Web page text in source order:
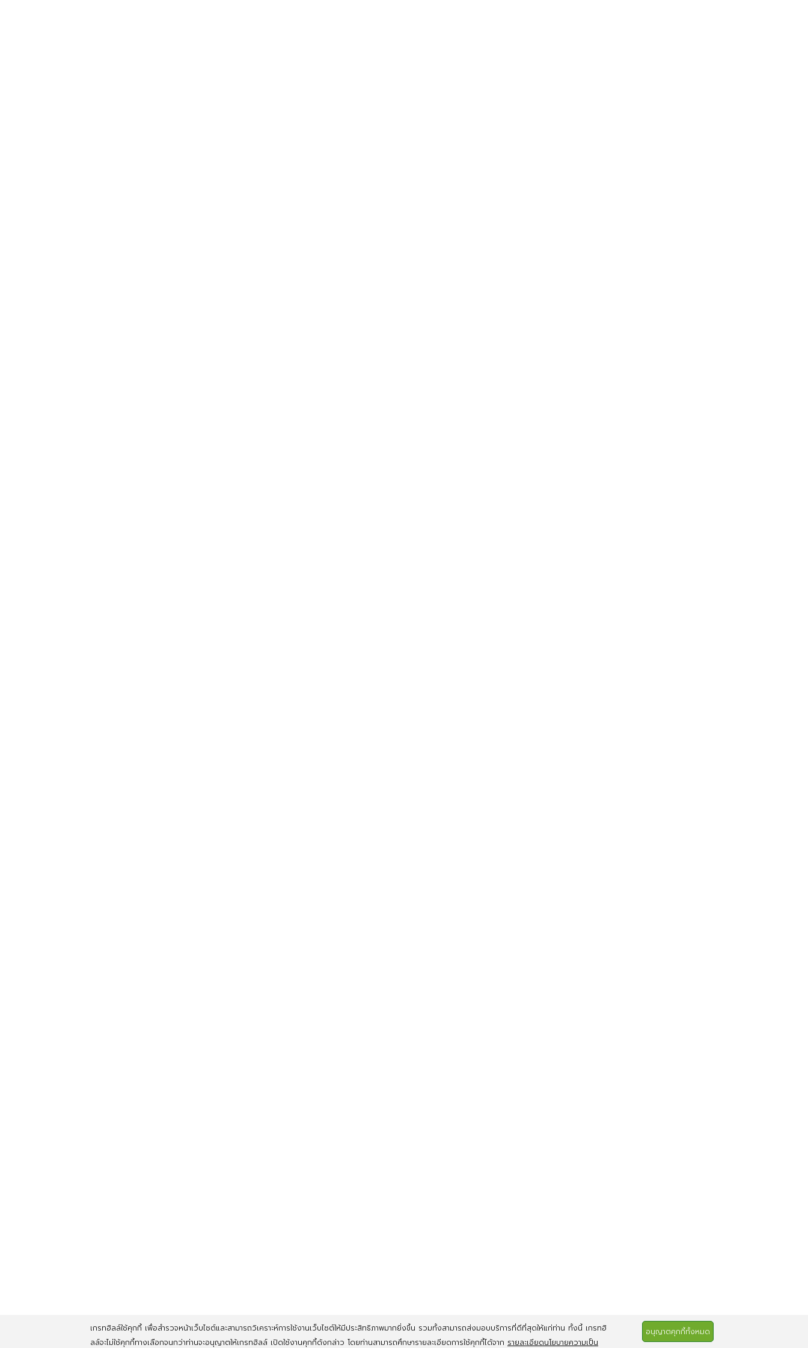
เกรทฮิลล์ใช้คุกกี้ เพื่อสำรวจหน้าเว็บไซต์และสามารถวิเคราะห์การใช้งานเว็บไซต์ให้มีประสิทธิภาพมากยิ่งขึ้น รวมทั้งสามารถส่งมอบบริการที่ดีที่สุดให้แก่ท่าน ทั้งนี้ เกรทฮิ
ลล์จะไม่ใช้คุกกี้ทางเลือกจนกว่าท่านจะอนุญาตให้เกรทฮิลล์ เปิดใช้งานคุกกี้ดังกล่าว โดยท่านสามารถศึกษารายละเอียดการใช้คุกกี้ได้จาก รายละเอียดนโยบายความเป็น
อนุญาตคุกกี้ทั้งหมด